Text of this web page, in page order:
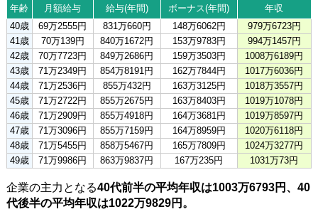
年齢 月額給与 給与(年間) ボーナス(年間)
年収
40歳
69万2555円 831万660円 148万6062円
979万6723円
41歳
70万139円 840万1672円 153万9783円
994万1457円
42歳
70万7723円 849万2686円 159万3503円
1008万6189円
43歳
71万2349円 854万8191円 162万7844円
1017万6036円
44歳
71万2536円 855万432円 163万3125円
1018万3557円
45歳
71万2722円 855万2675円 163万8403円
1019万1078円
46歳
71万2909円 855万4918円 164万3681円
1019万8597円
47歳
71万3096円 855万7159円 164万8959円
1020万6118円
48歳
71万5455円 858万5467円 165万7809円
1024万3277円
49歳
71万9986円 863万9837円 167万235円 1031万73円
企業の主力となる40代前半の平均年収は1003万6793円、40
代後半の平均年収は1022万9829円。